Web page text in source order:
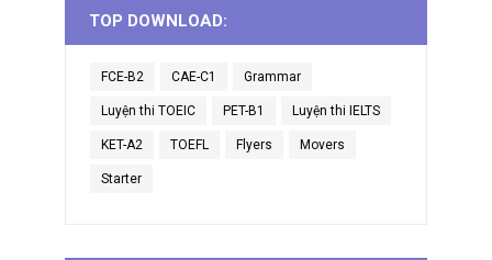
TOP DOWNLOAD:
FCE-B2 CAE-C1 Grammar
Luyện thi TOEIC PET-B1 Luyện thi IELTS
KET-A2 TOEFL Flyers Movers
Starter